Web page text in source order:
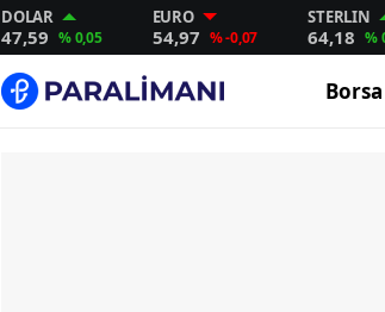
DOLAR
47,59 % 0,05
EURO
54,97 % -0,07
STERLIN
64,18 %
Borsa